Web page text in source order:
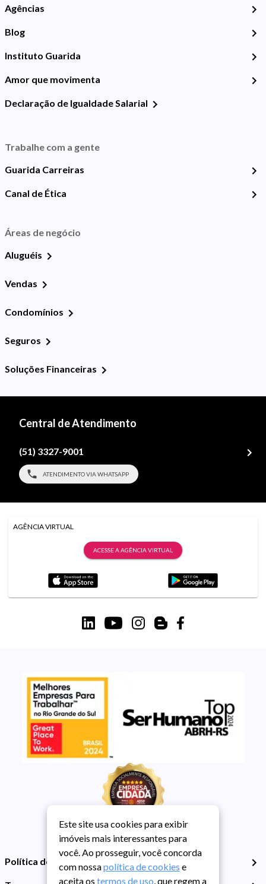
Agências
Blog
Instituto Guarida
Amor que movimenta
Declaração de Igualdade Salarial
Trabalhe com a gente
Guarida Carreiras
Canal de Ética
Áreas de negócio
Aluguéis
Vendas
Condomínios
Seguros
Soluções Financeiras
Central de Atendimento
(51) 3327-9001
ATENDIMENTO VIA WHATSAPP
AGÊNCIA VIRTUAL
ACESSE A AGÊNCIA VIRTUAL
Política de Privacidade
Este site usa cookies para exibir
imóveis mais interessantes para
você. Ao prosseguir, você concorda
com nossapolítica de cookies e
aceita os termos de uso, que regem a